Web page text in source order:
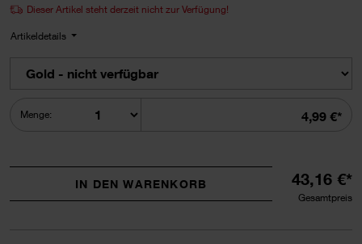
Summe
4,99 €*
Dieser Artikel steht derzeit nicht zur Verfügung!
Artikeldetails
Menge:
IN DEN WARENKORB 43,16 €*
Gesamtpreis